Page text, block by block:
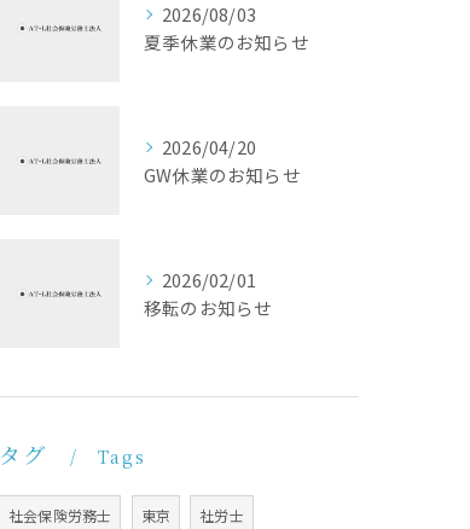
2026/08/03
夏季休業のお知らせ
2026/04/20
GW休業のお知らせ
2026/02/01
移転のお知らせ
タグ Tags
社会保険労務士 東京 社労士